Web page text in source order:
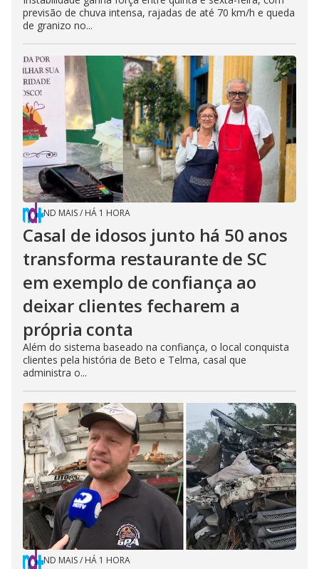
previsão de chuva intensa, rajadas de até 70 km/h e queda
de granizo no...
ND MAIS/ HÁ 1 HORA
Casal de idosos junto há 50 anos
transforma restaurante de SC
em exemplo de confiança ao
deixar clientes fecharem a
própria conta
Além do sistema baseado na confiança, o local conquista
clientes pela história de Beto e Telma, casal que
administra o...
ND MAIS/ HÁ 1 HORA